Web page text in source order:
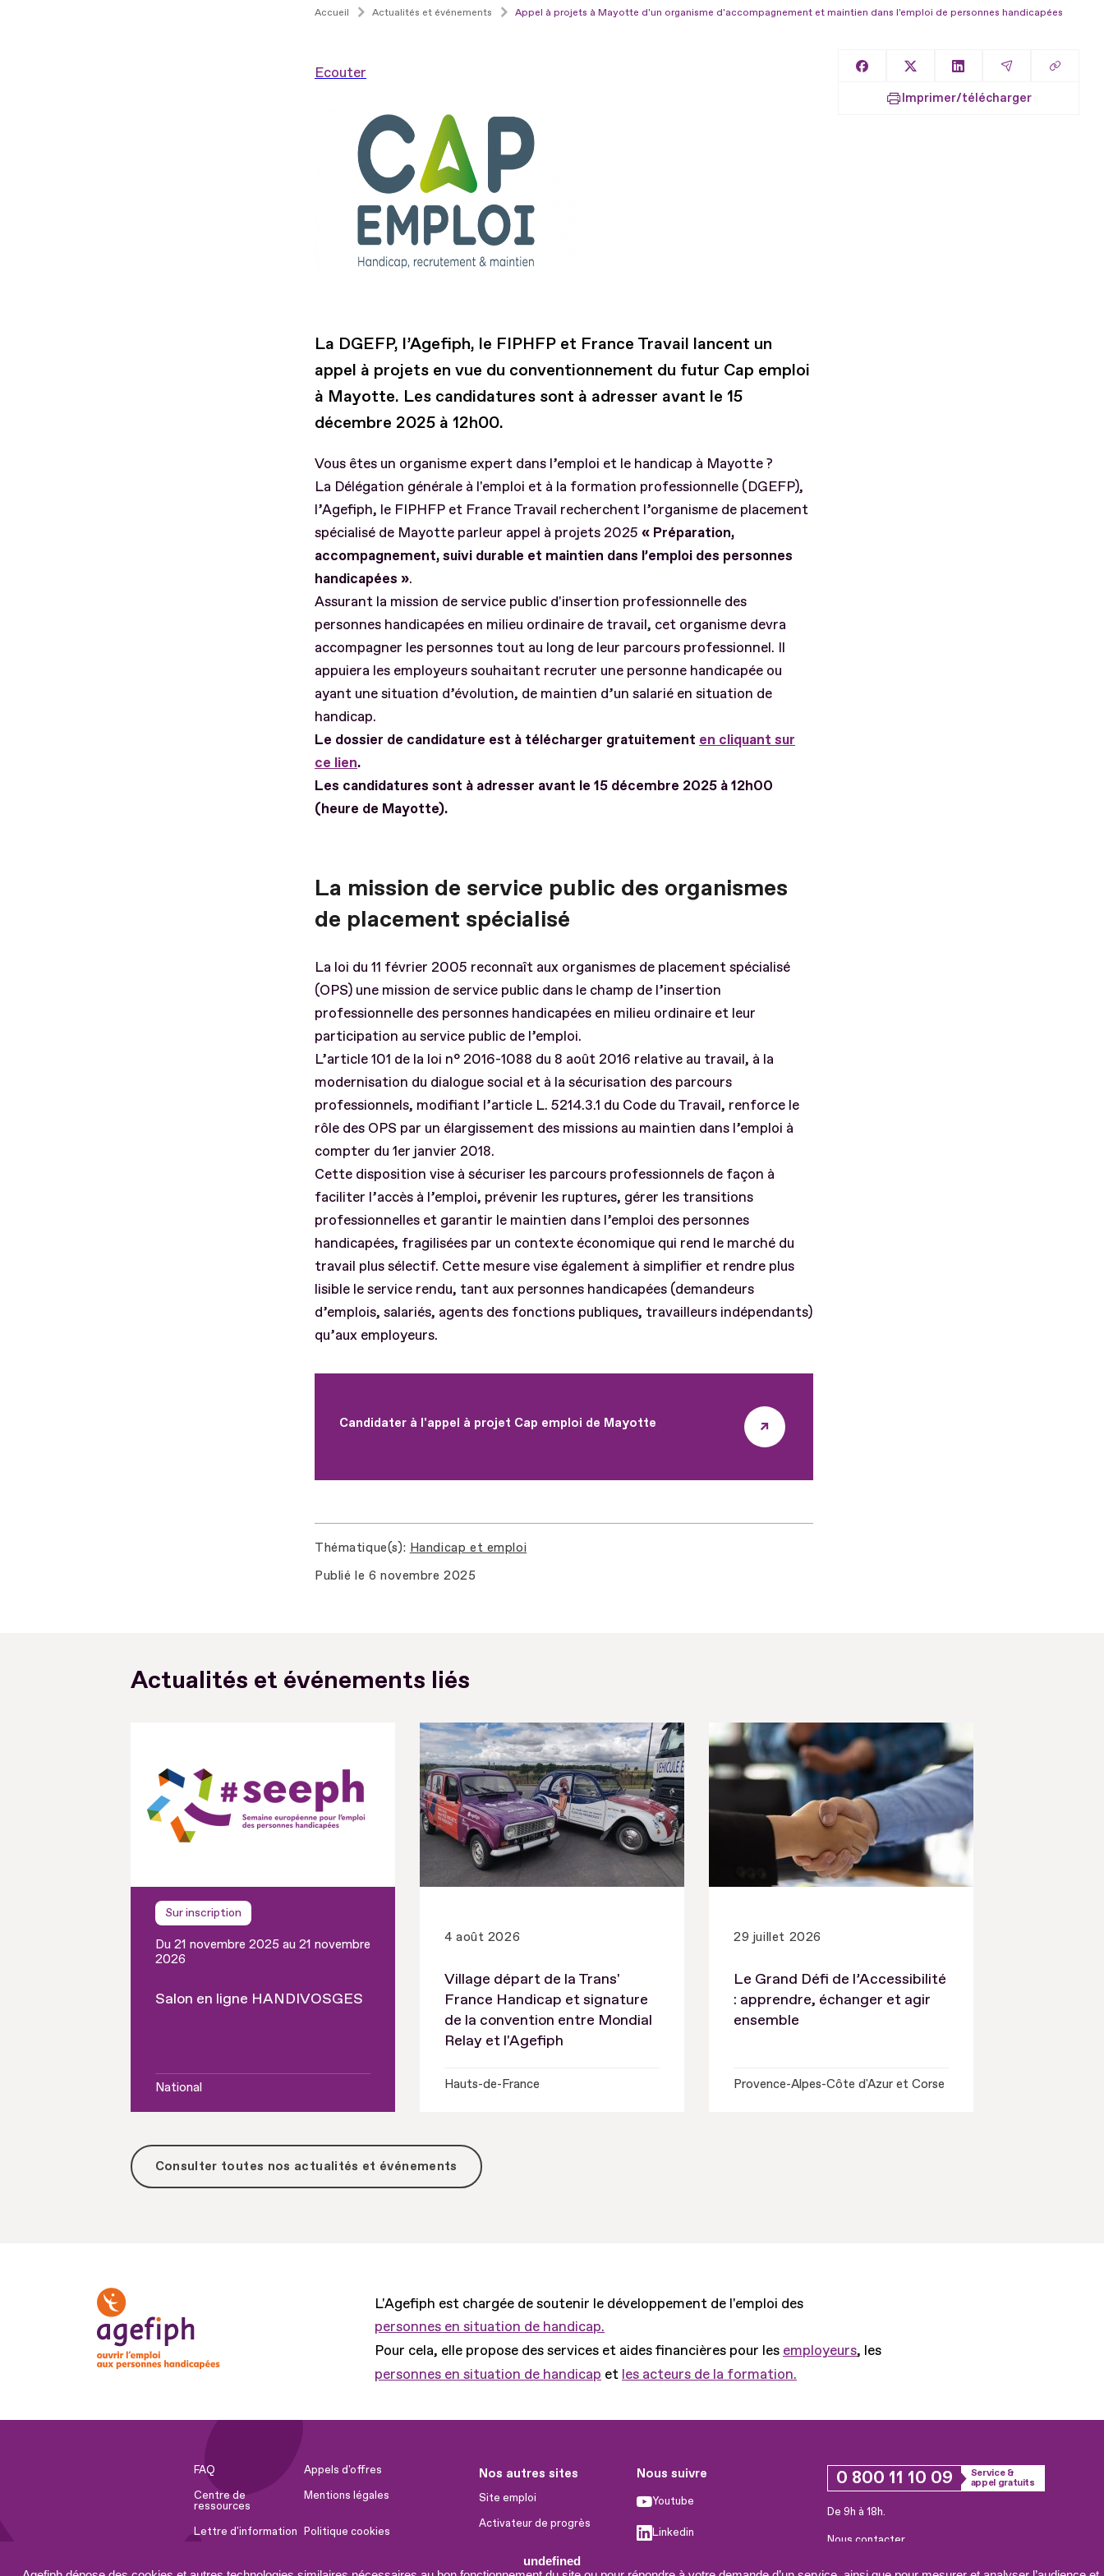
undefined
Accueil Actualités et événements Appel à projets à Mayotte d'un organisme d'accompagnement et maintien dans l'emploi de personnes handicapées
Ecouter
La DGEFP, l’Agefiph, le FIPHFP et France Travail lancent un
appel à projets en vue du conventionnement du futur Cap emploi
à Mayotte. Les candidatures sont à adresser avant le 15
décembre 2025 à 12h00.
Vous êtes un organisme expert dans l’emploi et le handicap à Mayotte ?
La Délégation générale à l'emploi et à la formation professionnelle (DGEFP),
l’Agefiph, le FIPHFP et France Travail recherchent l’organisme de placement
spécialisé de Mayotte parleur appel à projets 2025 « Préparation,
accompagnement, suivi durable et maintien dans l’emploi des personnes
handicapées ».
Assurant la mission de service public d'insertion professionnelle des
personnes handicapées en milieu ordinaire de travail, cet organisme devra
accompagner les personnes tout au long de leur parcours professionnel. Il
appuiera les employeurs souhaitant recruter une personne handicapée ou
ayant une situation d’évolution, de maintien d’un salarié en situation de
handicap.
Le dossier de candidature est à télécharger gratuitement en cliquant sur
ce lien.
Les candidatures sont à adresser avant le 15 décembre 2025 à 12h00
(heure de Mayotte).
La mission de service public des organismes
de placement spécialisé
La loi du 11 février 2005 reconnaît aux organismes de placement spécialisé
(OPS) une mission de service public dans le champ de l’insertion
professionnelle des personnes handicapées en milieu ordinaire et leur
participation au service public de l’emploi.
L’article 101 de la loi n° 2016-1088 du 8 août 2016 relative au travail, à la
modernisation du dialogue social et à la sécurisation des parcours
professionnels, modifiant l’article L. 5214.3.1 du Code du Travail, renforce le
rôle des OPS par un élargissement des missions au maintien dans l’emploi à
compter du 1er janvier 2018.
Cette disposition vise à sécuriser les parcours professionnels de façon à
faciliter l’accès à l’emploi, prévenir les ruptures, gérer les transitions
professionnelles et garantir le maintien dans l’emploi des personnes
handicapées, fragilisées par un contexte économique qui rend le marché du
travail plus sélectif. Cette mesure vise également à simplifier et rendre plus
lisible le service rendu, tant aux personnes handicapées (demandeurs
d’emplois, salariés, agents des fonctions publiques, travailleurs indépendants)
qu’aux employeurs.
Candidater à l'appel à projet Cap emploi de Mayotte
Thématique(s) Handicap et emploi
Publié le 6 novembre 2025
Partager sur Facebook
Partager sur XPartager sur LinkedIn
Partager par
Copier
Imprimer/télécharger
Actualités et événements liés
Sur inscription
Du 21 novembre 2025 au 21 novembre
2026
Salon en ligne HANDIVOSGES
National
4 août 2026
Village départ de la Trans'
France Handicap et signature
de la convention entre Mondial
Relay et l'Agefiph
Hauts-de-France
29 juillet 2026
Le Grand Défi de l’Accessibilité
: apprendre, échanger et agir
ensemble
Provence-Alpes-Côte d'Azur et Corse
Consulter toutes nos actualités et événements
L'Agefiph est chargée de soutenir le développement de l'emploi des
personnes en situation de handicap.
Pour cela, elle propose des services et aides financières pour les employeurs, les
personnes en situation de handicap et les acteurs de la formation.
FAQ
Appels d'offres
Centre de
ressources
Mentions légales
Lettre d'information Politique cookies
Nos autres sites
Site emploi
Activateur de progrès
Nous suivre
Youtube
Linkedin
0 800 11 10 09
Service &
appel gratuits
De 9h à 18h.
Nous contacter